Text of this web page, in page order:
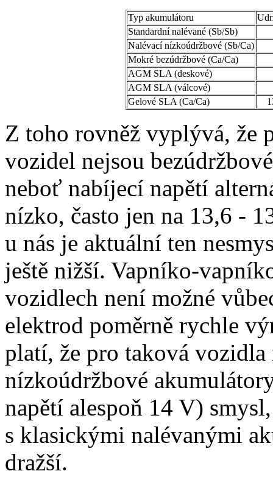
Typ akumulátoru
Standardní nalévané (Sb/Sb)
Nalévací nízkoúdržbové (Sb/Ca)
Mokré bezúdržbové (Ca/Ca)
AGM SLA (deskové)
AGM SLA (válcové)
Gelové SLA (Ca/Ca)
Z toho rovněž vyplývá, že
vozidel nejsou
neboť nabíjecí napětí
nízko, často jen na 13,6 -
u nás je aktuální ten
ještě nižší. Vapníko-
vozidlech není možné
elektrod poměrně rychle
platí, že pro taková vozidla
nízkoúdržbové
napětí alespoň 14 V)
s klasickými nalévanými
dražší.